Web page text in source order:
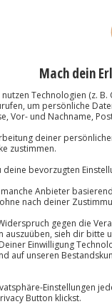
Details
dem typischen
dich der Elvis-
Garniert wird die
maßgeschneiderten